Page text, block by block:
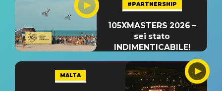
#PARTNERSHIP
105XMASTERS 2026 –
sei stato
INDIMENTICABILE!
MALTA